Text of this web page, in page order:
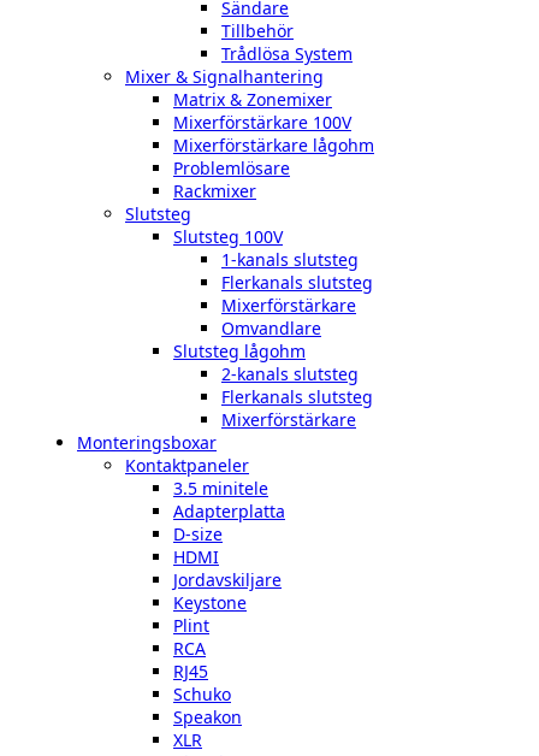
Sändare
Tillbehör
Trådlösa System
Mixer & Signalhantering
Matrix & Zonemixer
Mixerförstärkare 100V
Mixerförstärkare lågohm
Problemlösare
Rackmixer
Slutsteg
Slutsteg 100V
1-kanals slutsteg
Flerkanals slutsteg
Mixerförstärkare
Omvandlare
Slutsteg lågohm
2-kanals slutsteg
Flerkanals slutsteg
Mixerförstärkare
Monteringsboxar
Kontaktpaneler
3.5 minitele
Adapterplatta
D-size
HDMI
Jordavskiljare
Keystone
Plint
RCA
RJ45
Schuko
Speakon
XLR